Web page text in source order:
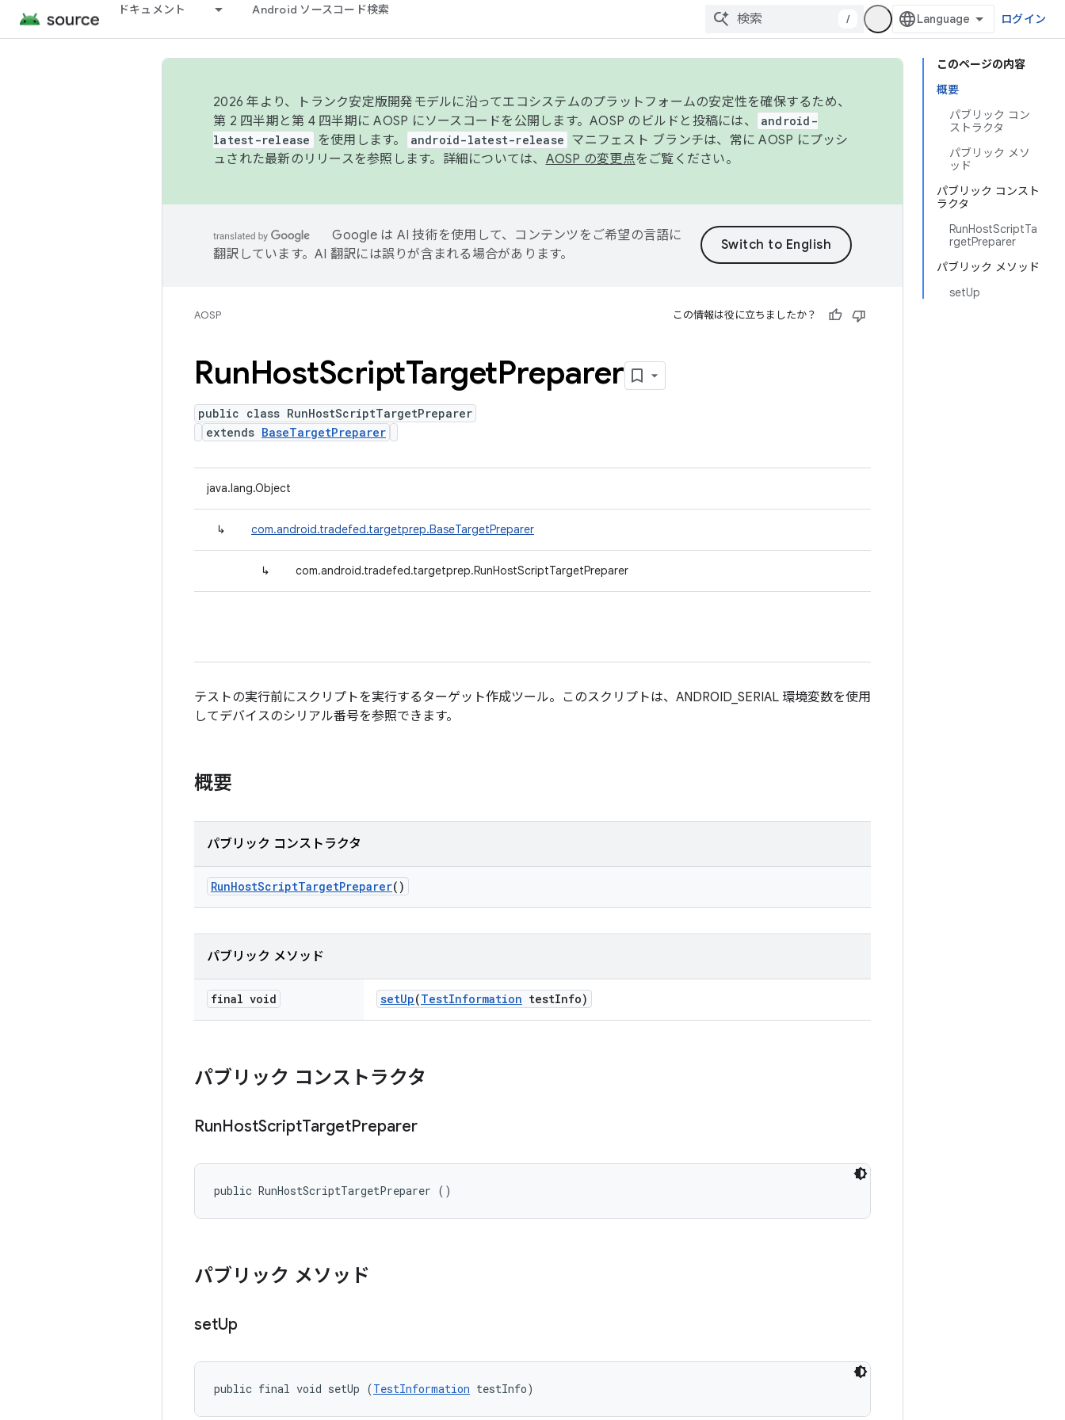
ドキュメント Android ソースコード検索
/ ログイン
このページの内容
概要
パブリック コン
ストラクタ
パブリック メソ
ッド
パブリック コンスト
ラクタ
RunHostScriptTa
rgetPreparer
パブリック メソッド
setUp
2026 年より、トランク安定版開発モデルに沿ってエコシステムのプラットフォームの安定性を確保するため、
第 2 四半期と第 4 四半期に AOSP にソースコードを公開します。AOSP のビルドと投稿には、
android-
latest-release
を使用します。 android-latest-release マニフェスト ブランチは、常に AOSP にプッシ
ュされた最新のリリースを参照します。詳細については、 AOSP の変更点をご覧ください。
Google は AI 技術を使用して、コンテンツをご希望の言語に
翻訳しています。AI 翻訳には誤りが含まれる場合があります。
AOSP この情報は役に立ちましたか？
RunHostScriptTargetPreparer
public class RunHostScriptTargetPreparer
extends BaseTargetPreparer
java.lang.Object
↳ com.android.tradefed.targetprep.BaseTargetPreparer
↳ com.android.tradefed.targetprep.RunHostScriptTargetPreparer
テストの実行前にスクリプトを実行するターゲット作成ツール。このスクリプトは、ANDROID_SERIAL 環境変数を使用
してデバイスのシリアル番号を参照できます。
概要
パブリック コンストラクタ
RunHostScriptTargetPreparer()
パブリック メソッド
final void setUp(TestInformation testInfo)
パブリック コンストラクタ
RunHostScriptTargetPreparer
public RunHostScriptTargetPreparer ()
パブリック メソッド
setUp
public final void setUp (TestInformation testInfo)